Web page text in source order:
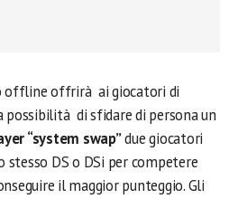
offline offrirà ai giocatori di
possibilità di sfidare di persona un
“system swap”due giocatori
DS o DSi per competere
il maggior punteggio. Gli